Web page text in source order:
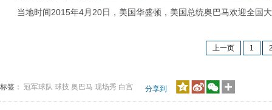
当地时间2015年4月20日，美国华盛顿，美国总统奥巴马欢迎全国
上一页 1
标签： 冠军球队 球技 奥巴马 现场秀 白宫 分享到